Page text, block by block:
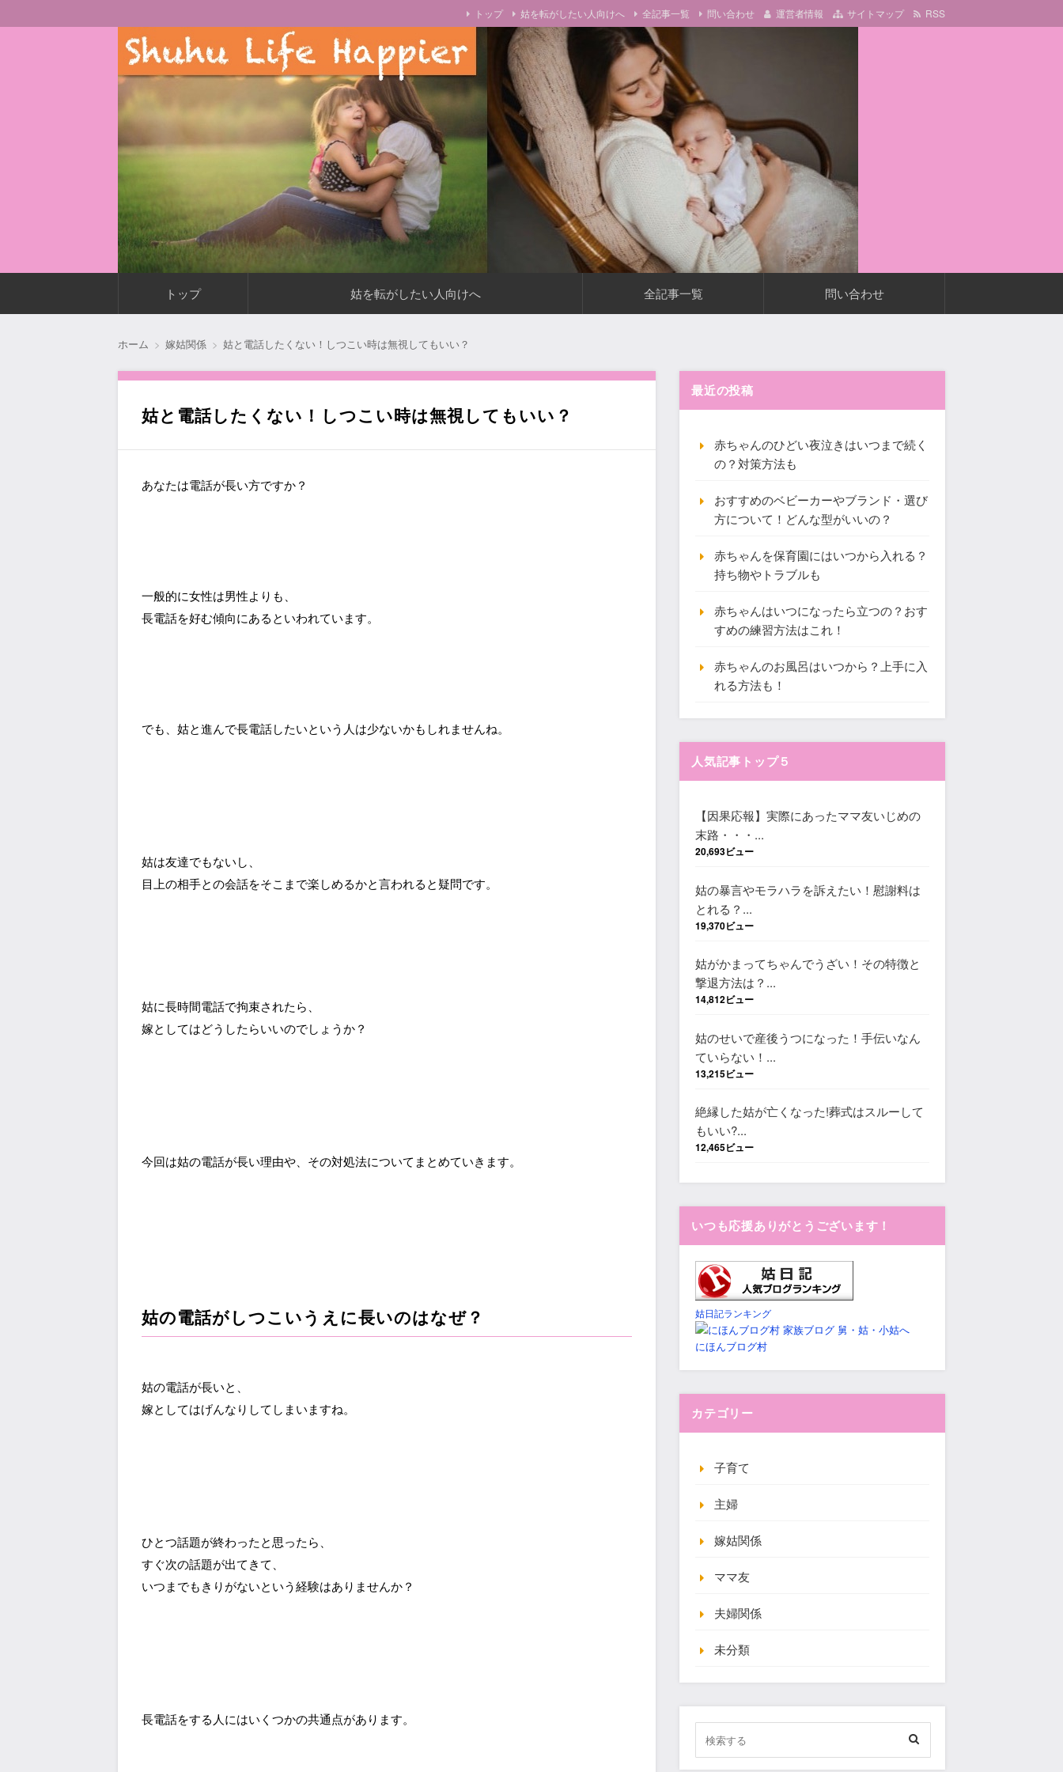
運営者情報 サイトマップ RSS
トップ 姑を転がしたい人向けへ 全記事一覧 問い合わせ
Shuhu Life Happier
主婦が毎日もっと快適に楽しく暮らす術をお伝えします！
テ
トップ 姑を転がしたい人向けへ 全記事一覧 問い合わせ
ホーム 嫁姑関係 姑と電話したくない！しつこい時は無視してもいい？
姑と電話したくない！しつこい時は無視してもいい？
あなたは電話が長い方ですか？
一般的に女性は男性よりも、
長電話を好む傾向にあるといわれています。
でも、姑と進んで長電話したいという人は少ないかもしれませんね。
姑は友達でもないし、
目上の相手との会話をそこまで楽しめるかと言われると疑問です。
姑に長時間電話で拘束されたら、
嫁としてはどうしたらいいのでしょうか？
今回は姑の電話が長い理由や、その対処法についてまとめていきます。
姑の電話がしつこいうえに長いのはなぜ？
姑の電話が長いと、
嫁としてはげんなりしてしまいますね。
ひとつ話題が終わったと思ったら、
すぐ次の話題が出てきて、
いつまでもきりがないという経験はありませんか？
長電話をする人にはいくつかの共通点があります。
最近の投稿
赤ちゃんのひどい夜泣きはいつまで続く
の？対策方法も
おすすめのベビーカーやブランド・選び
方について！どんな型がいいの？
赤ちゃんを保育園にはいつから入れる？
持ち物やトラブルも
赤ちゃんはいつになったら立つの？おす
すめの練習方法はこれ！
赤ちゃんのお風呂はいつから？上手に入
れる方法も！
人気記事トップ５
【因果応報】実際にあったママ友いじめの
末路・・・...
20,693ビュー
姑の暴言やモラハラを訴えたい！慰謝料は
とれる？...
19,370ビュー
姑がかまってちゃんでうざい！その特徴と
撃退方法は？...
14,812ビュー
姑のせいで産後うつになった！手伝いなん
ていらない！...
13,215ビュー
絶縁した姑が亡くなった!葬式はスルーして
もいい?...
12,465ビュー
いつも応援ありがとうございます！
姑日記ランキング
にほんブログ村
カテゴリー
子育て
主婦
嫁姑関係
ママ友
夫婦関係
未分類